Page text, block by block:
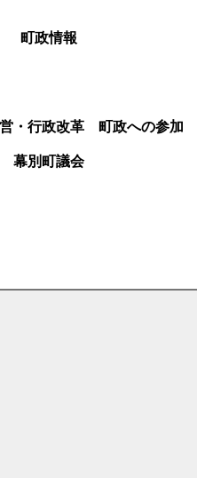
町政情報
・行政改革 町政への参加
幕別町議会